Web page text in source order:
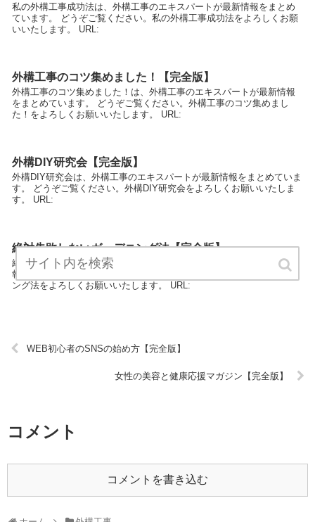
私の外構工事成功法は、外構工事のエキスパートが最新情報をまとめ
ています。 どうぞご覧ください。私の外構工事成功法をよろしくお願
いいたします。 URL:
外構工事のコツ集めました！【完全版】
外構工事のコツ集めました！は、外構工事のエキスパートが最新情報
をまとめています。 どうぞご覧ください。外構工事のコツ集めまし
た！をよろしくお願いいたします。 URL:
外構DIY研究会【完全版】
外構DIY研究会は、外構工事のエキスパートが最新情報をまとめていま
す。 どうぞご覧ください。外構DIY研究会をよろしくお願いいたしま
す。 URL:
絶対失敗しないガーデニング法【完全版】
絶対失敗しないガーデニング法は、外構工事のエキスパートが最新情
報をまとめています。 どうぞご覧ください。絶対失敗しないガーデニ
ング法をよろしくお願いいたします。 URL:
WEB初心者のSNSの始め方【完全版】
女性の美容と健康応援マガジン【完全版】
コメント
コメントを書き込む